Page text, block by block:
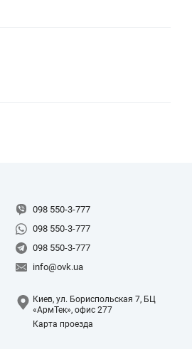
098 550-3-777
098 550-3-777
098 550-3-777
info@ovk.ua
Киев, ул. Бориспольская 7, БЦ
«АрмТек», офис 277
Карта проезда